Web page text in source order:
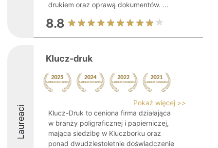
drukiem oraz oprawą dokumentów. ...
8.8
Laureaci
Klucz-druk
Pokaż więcej >>
Klucz-Druk to ceniona firma działająca
w branży poligraficznej i papierniczej,
mająca siedzibę w Kluczborku oraz
ponad dwudziestoletnie doświadczenie